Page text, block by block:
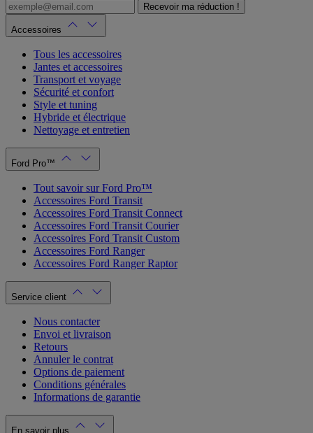
Recevoir ma réduction !
Accessoires
Tous les accessoires
Jantes et accessoires
Transport et voyage
Sécurité et confort
Style et tuning
Hybride et électrique
Nettoyage et entretien
Ford Pro™
Tout savoir sur Ford Pro™
Accessoires Ford Transit
Accessoires Ford Transit Connect
Accessoires Ford Transit Courier
Accessoires Ford Transit Custom
Accessoires Ford Ranger
Accessoires Ford Ranger Raptor
Service client
Nous contacter
Envoi et livraison
Retours
Annuler le contrat
Options de paiement
Conditions générales
Informations de garantie
En savoir plus